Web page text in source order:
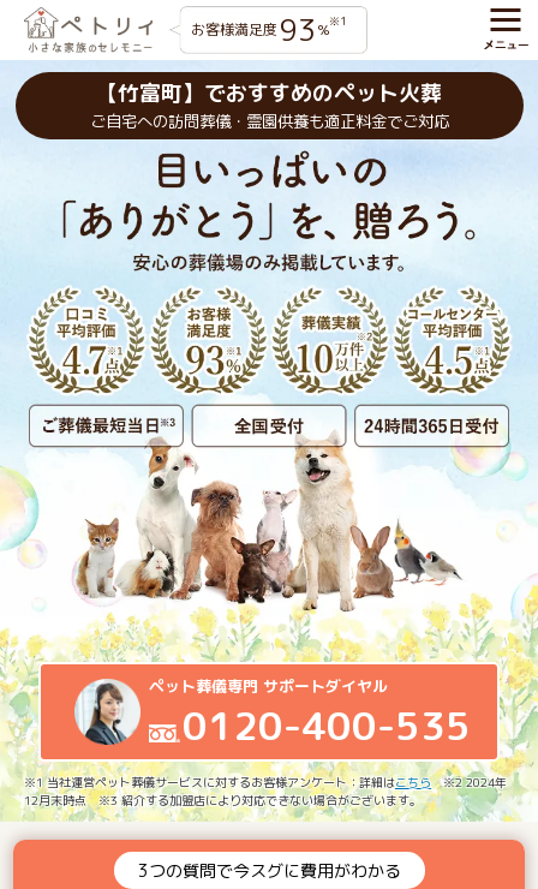
お客様満足度 93 %※1
【竹富町】でおすすめのペット火葬
ご自宅への訪問葬儀・霊園供養も適正料金でご対応
ペット葬儀専門 サポートダイヤル
0120-400-535
※1 当社運営ペット葬儀サービスに対するお客様アンケート：詳細はこちら ※2 2024年
12月末時点 ※3 紹介する加盟店により対応できない場合がございます。
3つの質問で今スグに費用がわかる